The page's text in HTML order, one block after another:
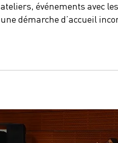
ateliers, événements avec
une démarche d’accueil